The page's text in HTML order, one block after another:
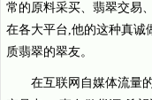
常的原料采买、翡翠交易
在各大平台,他的这种真诚
质翡翠的翠友。
在互联网自媒体流量